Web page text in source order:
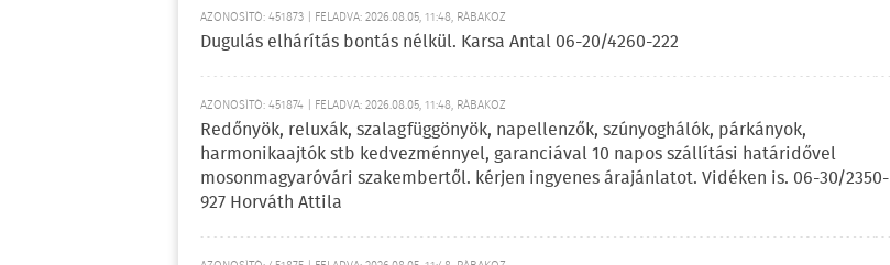
AZONOSÍTÓ: 451873 | FELADVA: 2026.08.05, 11:48, RÁBAKÖZ
Dugulás elhárítás bontás nélkül. Karsa Antal 06-20/4260-222
AZONOSÍTÓ: 451874 | FELADVA: 2026.08.05, 11:48, RÁBAKÖZ
Redőnyök, reluxák, szalagfüggönyök, napellenzők, szúnyoghálók, párkányok,
harmonikaajtók stb kedvezménnyel, garanciával 10 napos szállítási határidővel
mosonmagyaróvári szakembertől. kérjen ingyenes árajánlatot. Vidéken is. 06-30/2350-
927 Horváth Attila